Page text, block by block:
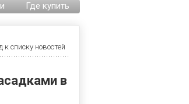
Где купить
к списку новостей
в